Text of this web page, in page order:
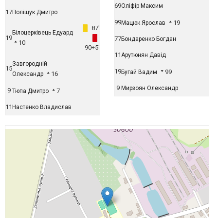
17Поліщук Дмитро
19
Білоцерківець Едуард
10
87'
90+5'
15
Завгородній
Олександр
16
9 Тюпа Дмитро 7
11 Настенко Владислав
69Оліфір Максим
99Мацюк Ярослав 19
77Бондаренко Богдан
11Арутюнян Давід
19Бугай Вадим 99
9 Мирзоян Олександр